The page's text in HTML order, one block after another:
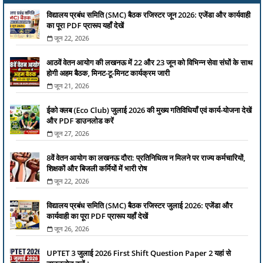
विद्यालय प्रबंध समिति (SMC) बैठक रजिस्टर जून 2026: एजेंडा और कार्यवाही
का पूरा PDF प्रारूप यहाँ देखें
जून 22, 2026
आठवें वेतन आयोग की लखनऊ में 22 और 23 जून को विभिन्न सेवा संघों के साथ
होगी अहम बैठक, मिनट-टू-मिनट कार्यक्रम जारी
जून 21, 2026
ईको क्लब (Eco Club) जुलाई 2026 की मुख्य गतिविधियाँ एवं कार्य-योजना देखें
और PDF डाउनलोड करें
जून 27, 2026
8वें वेतन आयोग का लखनऊ दौरा: प्रतिनिधित्व न मिलने पर राज्य कर्मचारियों,
शिक्षकों और बिजली कर्मियों में भारी रोष
जून 22, 2026
विद्यालय प्रबंध समिति (SMC) बैठक रजिस्टर जुलाई 2026: एजेंडा और
कार्यवाही का पूरा PDF प्रारूप यहाँ देखें
जून 26, 2026
UPTET 3 जुलाई 2026 First Shift Question Paper 2 यहां से